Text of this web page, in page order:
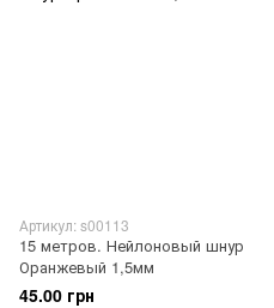
Артикул: s00113
15 метров. Нейлоновый шнур
Оранжевый 1,5мм
45.00 грн